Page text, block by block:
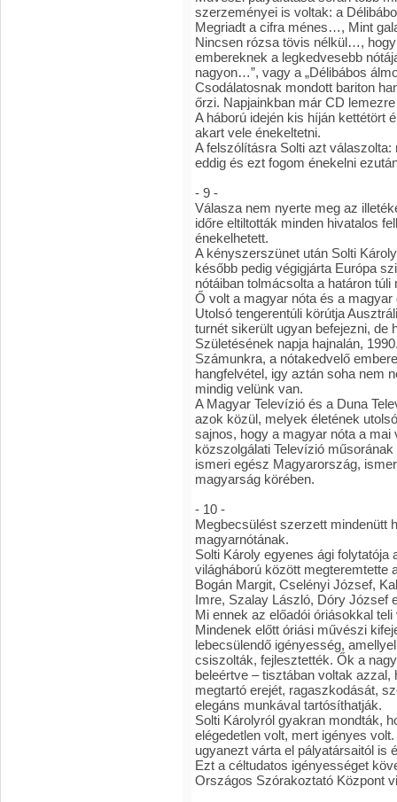
szerzeményei is voltak: a
Megriadt a cifra ménes…, Mint
Nincsen rózsa tövis nélkül…,
embereknek a legkedvesebb
nagyon…”, vagy a „Délibábos
Csodálatosnak mondott bariton
őrzi. Napjainkban már CD
A háború idején kis híján kettétört
akart vele énekeltetni.
A felszólításra Solti azt
eddig és ezt fogom énekelni
- 9 -
Válasza nem nyerte meg az
időre eltiltották minden hivatalos
énekelhetett.
A kényszerszünet után Solti
később pedig végigjárta Európa
nótáiban tolmácsolta a határon
Ő volt a magyar nóta és a
Utolsó tengerentúli körútja
turnét sikerült ugyan befejezni, de
Születésének napja hajnalán,
Számunkra, a nótakedvelő
hangfelvétel, igy aztán soha nem
mindig velünk van.
A Magyar Televízió és a Duna
azok közül, melyek életének
sajnos, hogy a magyar nóta a
közszolgálati Televízió
ismeri egész Magyarország,
magyarság körében.
- 10 -
Megbecsülést szerzett mindenütt
magyarnótának.
Solti Károly egyenes ági folytatója
világháború között megteremtette
Bogán Margit, Cselényi József,
Imre, Szalay László, Dóry József
Mi ennek az előadói óriásokkal
Mindenek előtt óriási művészi
lebecsülendő igényesség,
csiszolták, fejlesztették. Ők a
beleértve – tisztában voltak
megtartó erejét, ragaszkodását,
elegáns munkával tartósíthatják.
Solti Károlyról gyakran mondták,
elégedetlen volt, mert igényes
ugyanezt várta el pályatársaitól is
Ezt a céltudatos igényességet
Országos Szórakoztató Központ